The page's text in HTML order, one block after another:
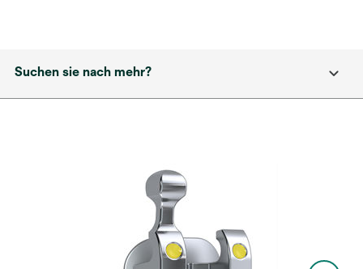
Suchen sie nach mehr?